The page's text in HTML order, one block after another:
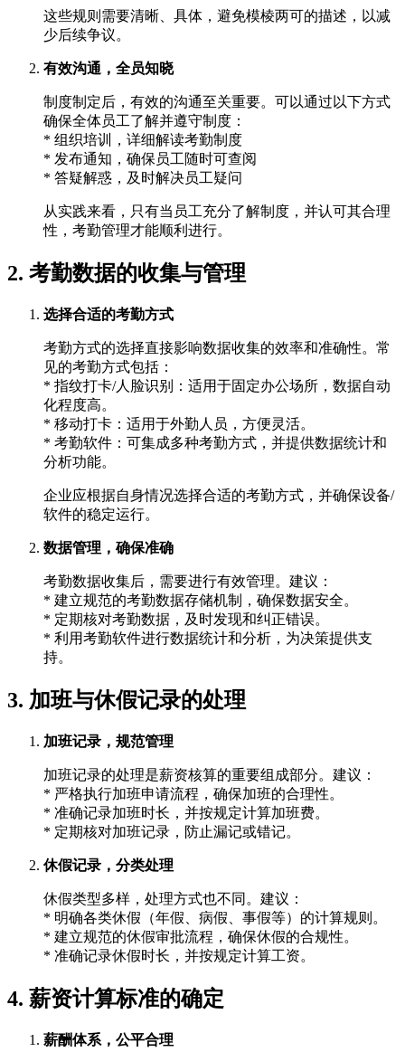
这些规则需要清晰、具体，避免模棱两可的描述，以减
少后续争议。
有效沟通，全员知晓
制度制定后，有效的沟通至关重要。可以通过以下方式
确保全体员工了解并遵守制度：
* 组织培训，详细解读考勤制度
* 发布通知，确保员工随时可查阅
* 答疑解惑，及时解决员工疑问
从实践来看，只有当员工充分了解制度，并认可其合理
性，考勤管理才能顺利进行。
2. 考勤数据的收集与管理
选择合适的考勤方式
考勤方式的选择直接影响数据收集的效率和准确性。常
见的考勤方式包括：
* 指纹打卡/人脸识别：适用于固定办公场所，数据自动
化程度高。
* 移动打卡：适用于外勤人员，方便灵活。
* 考勤软件：可集成多种考勤方式，并提供数据统计和
分析功能。
企业应根据自身情况选择合适的考勤方式，并确保设备/
软件的稳定运行。
数据管理，确保准确
考勤数据收集后，需要进行有效管理。建议：
* 建立规范的考勤数据存储机制，确保数据安全。
* 定期核对考勤数据，及时发现和纠正错误。
* 利用考勤软件进行数据统计和分析，为决策提供支
持。
3. 加班与休假记录的处理
加班记录，规范管理
加班记录的处理是薪资核算的重要组成部分。建议：
* 严格执行加班申请流程，确保加班的合理性。
* 准确记录加班时长，并按规定计算加班费。
* 定期核对加班记录，防止漏记或错记。
休假记录，分类处理
休假类型多样，处理方式也不同。建议：
* 明确各类休假（年假、病假、事假等）的计算规则。
* 建立规范的休假审批流程，确保休假的合规性。
* 准确记录休假时长，并按规定计算工资。
4. 薪资计算标准的确定
薪酬体系，公平合理